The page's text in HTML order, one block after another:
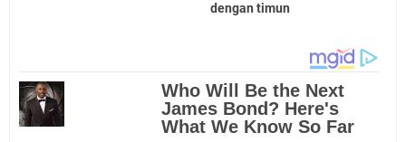
dengan timun